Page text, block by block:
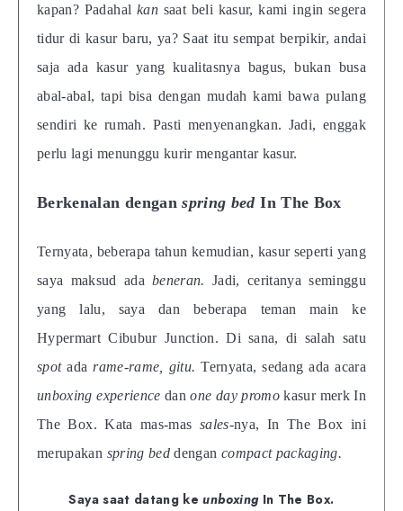
kapan? Padahal kan saat beli kasur, kami ingin segera
tidur di kasur baru, ya? Saat itu sempat berpikir, andai
saja ada kasur yang kualitasnya bagus, bukan busa
abal-abal, tapi bisa dengan mudah kami bawa pulang
sendiri ke rumah. Pasti menyenangkan. Jadi, enggak
perlu lagi menunggu kurir mengantar kasur.
Berkenalan denganspring bedIn The Box
Ternyata, beberapa tahun kemudian, kasur seperti yang
saya maksud adabeneran. Jadi, ceritanya seminggu
yang lalu, saya dan beberapa teman main ke
Hypermart Cibubur Junction. Di sana, di salah satu
spotada rame-rame, gitu. Ternyata, sedang ada acara
unboxing experiencedanone day promo kasur merk In
The Box. Kata mas-mas sales-nya, In The Box ini
merupakan spring bed dengan compact packaging.
Saya saat datang keunboxingIn The Box.